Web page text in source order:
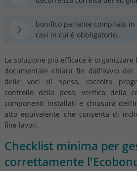
bonifico parlante compilato
casi in cui è obbligatorio.
La soluzione più efficace è
documentale chiara fin dall'avvio del
delle voci di spesa, raccolta
controllo della posa, verifica della
componenti installati e chiusura
atto equivalente che consenta di
fine lavori.
Checklist minima per
correttamente